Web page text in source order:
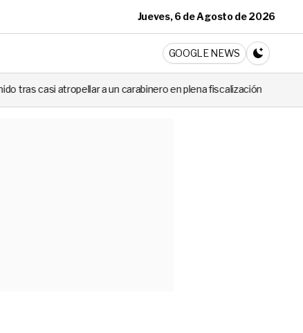
Jueves, 6 de Agosto de 2026
GOOGLE NEWS
CAMBIA A
carabinero en plena fiscalización Cortes de luz de hasta 8